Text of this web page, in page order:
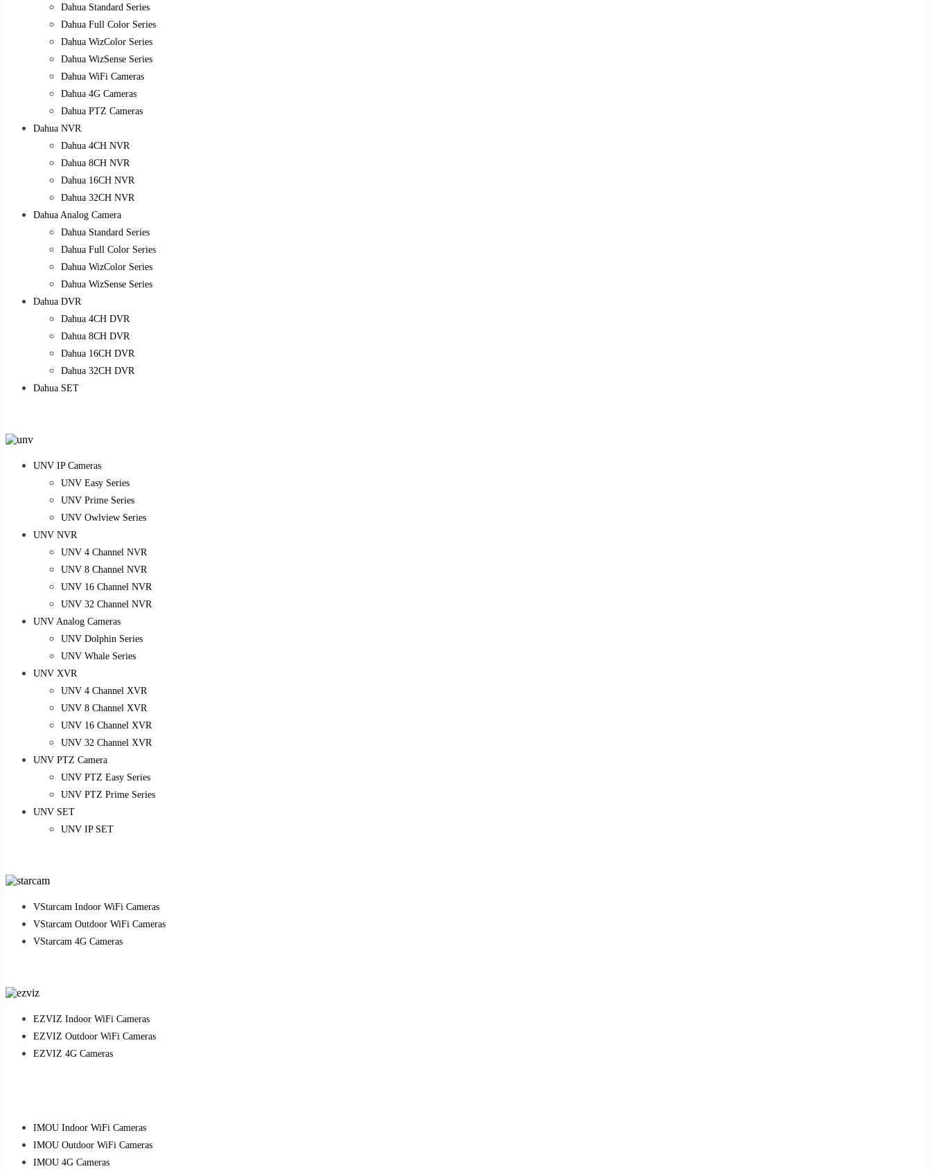
Dahua Standard Series
Dahua Full Color Series
Dahua WizColor Series
Dahua WizSense Series
Dahua WiFi Cameras
Dahua 4G Cameras
Dahua PTZ Cameras
Dahua NVR
Dahua 4CH NVR
Dahua 8CH NVR
Dahua 16CH NVR
Dahua 32CH NVR
Dahua Analog Camera
Dahua Standard Series
Dahua Full Color Series
Dahua WizColor Series
Dahua WizSense Series
Dahua DVR
Dahua 4CH DVR
Dahua 8CH DVR
Dahua 16CH DVR
Dahua 32CH DVR
Dahua SET
UNV IP Cameras
UNV Easy Series
UNV Prime Series
UNV Owlview Series
UNV NVR
UNV 4 Channel NVR
UNV 8 Channel NVR
UNV 16 Channel NVR
UNV 32 Channel NVR
UNV Analog Cameras
UNV Dolphin Series
UNV Whale Series
UNV XVR
UNV 4 Channel XVR
UNV 8 Channel XVR
UNV 16 Channel XVR
UNV 32 Channel XVR
UNV PTZ Camera
UNV PTZ Easy Series
UNV PTZ Prime Series
UNV SET
UNV IP SET
VStarcam Indoor WiFi Cameras
VStarcam Outdoor WiFi Cameras
VStarcam 4G Cameras
EZVIZ Indoor WiFi Cameras
EZVIZ Outdoor WiFi Cameras
EZVIZ 4G Cameras
IMOU Indoor WiFi Cameras
IMOU Outdoor WiFi Cameras
IMOU 4G Cameras